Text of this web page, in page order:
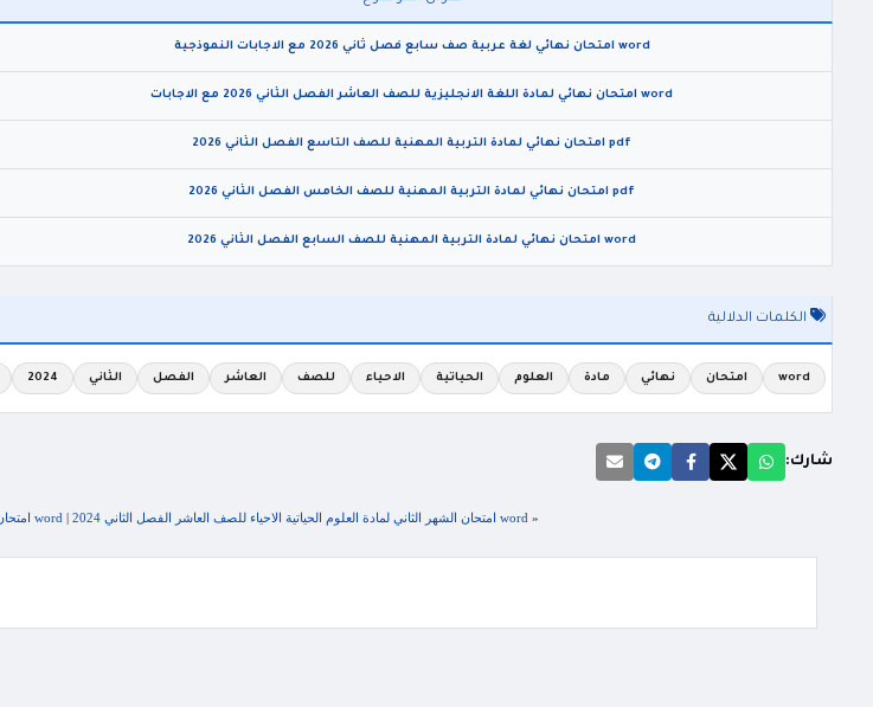
word امتحان نهائي لغة عربية صف سابع فصل ثاني 2026 مع الاجابات النموذجية
word امتحان نهائي لمادة اللغة الانجليزية للصف العاشر الفصل الثاني 2026 مع الاجابات
pdf امتحان نهائي لمادة التربية المهنية للصف التاسع الفصل الثاني 2026
pdf امتحان نهائي لمادة التربية المهنية للصف الخامس الفصل الثاني 2026
word امتحان نهائي لمادة التربية المهنية للصف السابع الفصل الثاني 2026
الكلمات الدلالية
word امتحان نهائي مادة العلوم الحياتية الاحياء للصف العاشر الفصل الثاني 2024
شارك:
« word امتحان الشهر الثاني لمادة العلوم الحياتية الاحياء للصف العاشر الفصل الثاني 2024 | word امتحان نهائي لمادة علوم الارض للصف العاشر الفصل الثاني 2024 مع الاجابات